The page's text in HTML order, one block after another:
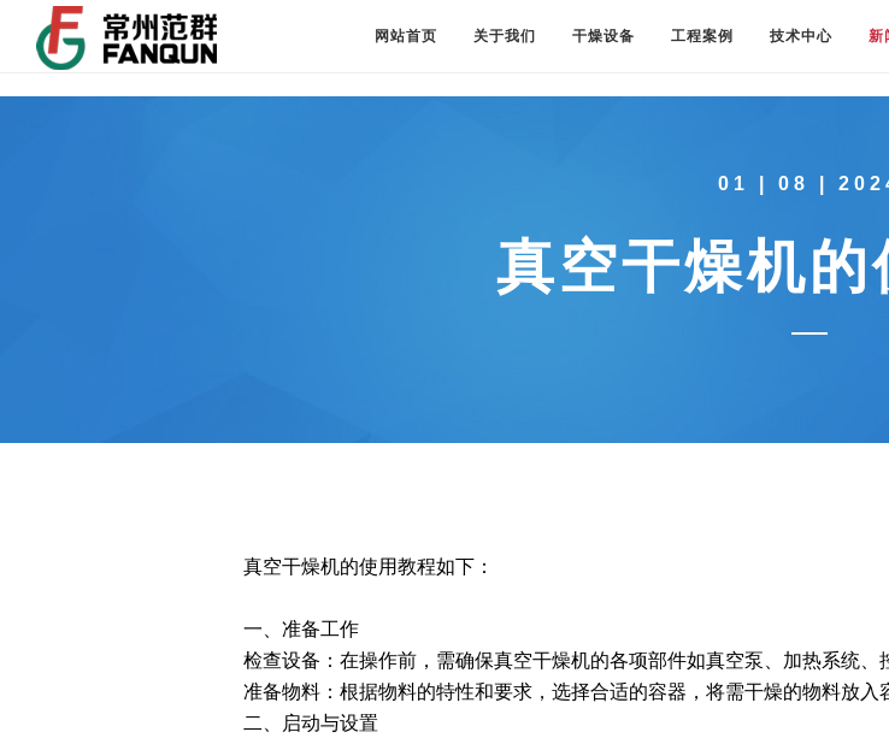
网站首页 关于我们 干燥设备 工程案例 技术中心 新
01 | 08 |
真空干燥机的
真空干燥机的使用教程如下：
一、准备工作
检查设备：在操作前，需确保真空干燥机的各项部件如真空泵、加热系统、
准备物料：根据物料的特性和要求，选择合适的容器，将需干燥的物料放入
二、启动与设置